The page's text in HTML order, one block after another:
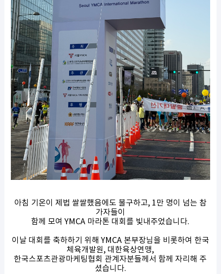
아침 기온이 제법 쌀쌀했음에도 불구하고, 1만 명이 넘는 참
가자들이
함께 모여 YMCA 마라톤 대회를 빛내주었습니다.
이날 대회를 축하하기 위해 YMCA 본부장님을 비롯하여 한국
체육개발원, 대한육상연맹,
한국스포츠관광마케팅협회 관계자분들께서 함께 자리해 주
셨습니다.